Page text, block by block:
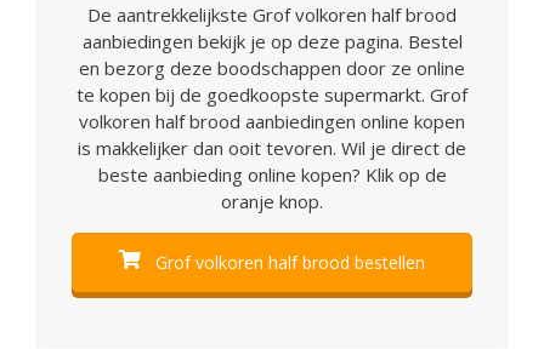
De aantrekkelijkste Grof volkoren half brood
aanbiedingen bekijk je op deze pagina. Bestel
en bezorg deze boodschappen door ze online
te kopen bij de goedkoopste supermarkt. Grof
volkoren half brood aanbiedingen online kopen
is makkelijker dan ooit tevoren. Wil je direct de
beste aanbieding online kopen? Klik op de
oranje knop.
Grof volkoren half brood bestellen